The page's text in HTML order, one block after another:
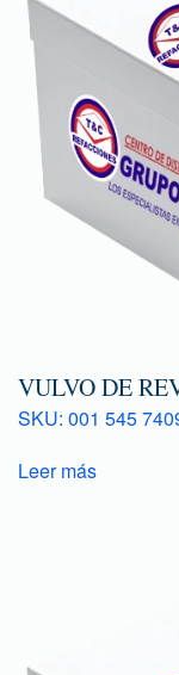
VULVO DE
SKU: 001 545
Leer más